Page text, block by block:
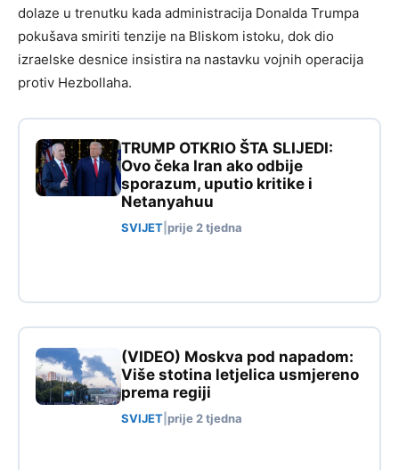
dolaze u trenutku kada administracija Donalda Trumpa
pokušava smiriti tenzije na Bliskom istoku, dok dio
izraelske desnice insistira na nastavku vojnih operacija
protiv Hezbollaha.
TRUMP OTKRIO ŠTA SLIJEDI:
Ovo čeka Iran ako odbije
sporazum, uputio kritike i
Netanyahuu
SVIJET prije 2 tjedna
(VIDEO) Moskva pod napadom:
Više stotina letjelica usmjereno
prema regiji
SVIJET prije 2 tjedna